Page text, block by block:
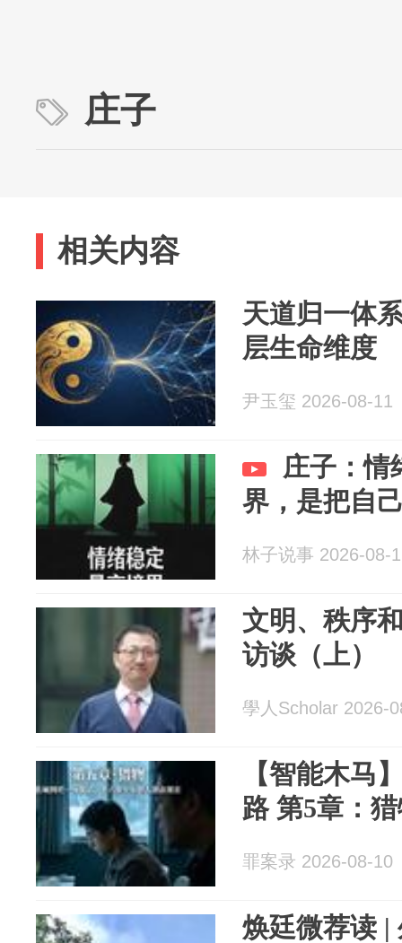
庄子
相关内容
天道归一体
层生命维度
尹玉玺 2026-08-11
庄子：情
界，是把自
林子说事 2026-08-
文明、秩序
访谈（上）
學人Scholar 2026-
【智能木马
路 第5章：
罪案录 2026-08-10
焕廷微荐读 |